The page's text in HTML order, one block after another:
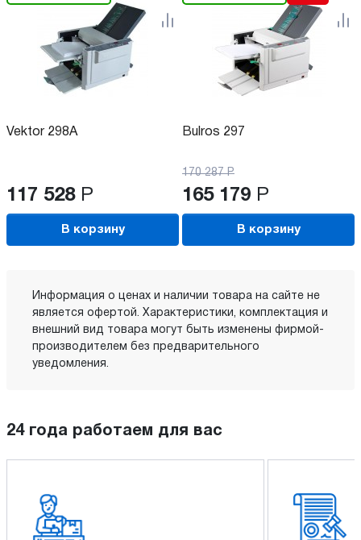
Vektor 298A
117 528 Р
В корзину
Bulros 297
170 287 Р
165 179 Р
В корзину
Информация о ценах и наличии товара на сайте не
является офертой. Характеристики, комплектация и
внешний вид товара могут быть изменены фирмой-
производителем без предварительного
уведомления.
24 года работаем для вас